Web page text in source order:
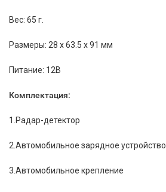
Вес: 65 г.
Размеры: 28 x 63.5 x 91 мм
Питание: 12В
Комплектация:
1.Радар-детектор
2.Автомобильное зарядное устройство
3.Автомобильное крепление